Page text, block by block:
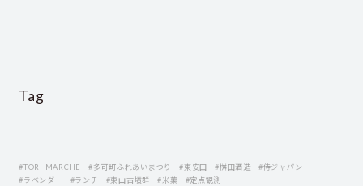
Tag
#TORI MARCHE #多可町ふれあいまつり #東安田 #桝田酒造
#侍ジャパン
#ラベンダー
#ランチ #東山古墳群 #米菓
#定点観測